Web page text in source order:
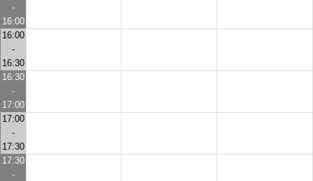
-
16:00
16:00
-
16:30
16:30
-
17:00
17:00
-
17:30
17:30
-